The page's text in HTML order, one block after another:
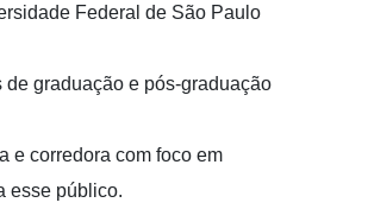
Federal de São Paulo
graduação e pós-graduação
e corredora com foco em
esse público.